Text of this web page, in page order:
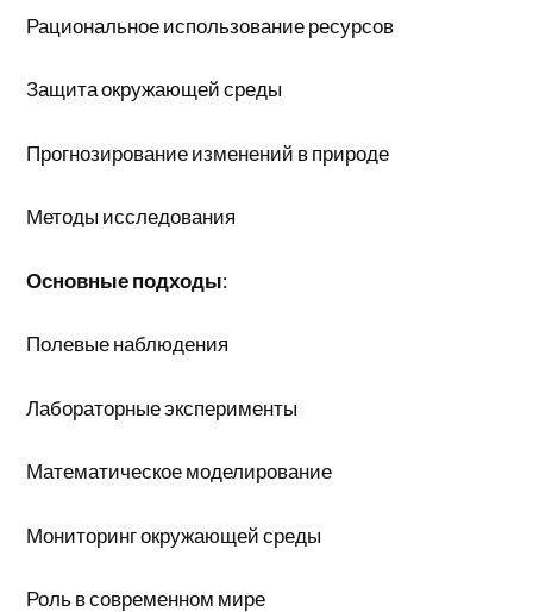
Рациональное использование ресурсов
Защита окружающей среды
Прогнозирование изменений в природе
Методы исследования
Основные подходы:
Полевые наблюдения
Лабораторные эксперименты
Математическое моделирование
Мониторинг окружающей среды
Роль в современном мире